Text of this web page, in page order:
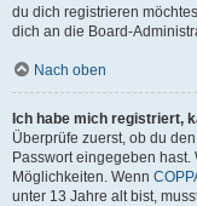
du dich registrieren
dich an die Board-
Nach oben
Ich habe mich registriert,
Überprüfe zuerst, ob du
Passwort eingegeben
Möglichkeiten. Wenn
unter 13 Jahre alt bist,